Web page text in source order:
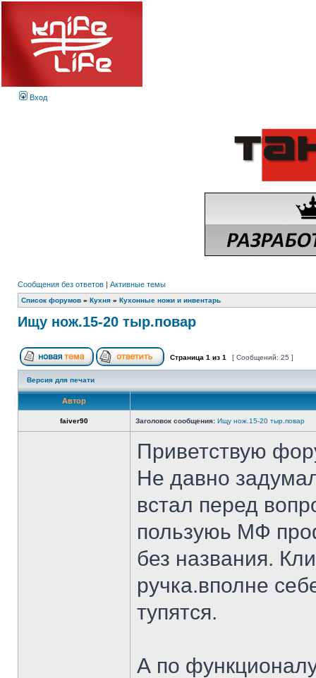
Вход
Сообщения без ответов | Активные темы
Список форумов » Кухня » Кухонные ножи и инвентарь
Ищу нож.15-20 тыр.повар
Страница 1 из 1 [ Сообщений: 25 ]
Версия для печати
Автор
faiver90 Заголовок сообщения: Ищу нож.15-20 тыр.повар
Приветствую
Не давно
встал перед
пользуюь МФ
без названия.
ручка.вполне
тупятся.
А по